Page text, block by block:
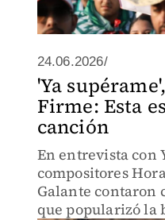
24.06.2026/
'Ya
Firme: Esta
canción
En entrevista con
compositores
Galante contaron
que popularizó la